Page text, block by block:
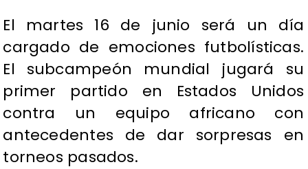
El martes 16 de junio será un día
cargado de emociones futbolísticas.
El subcampeón mundial jugará su
primer partido en Estados Unidos
contra un equipo africano con
antecedentes de dar sorpresas en
torneos pasados.